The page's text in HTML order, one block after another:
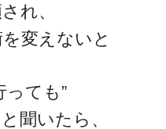
れ、
変えないと
っても”
聞いたら、